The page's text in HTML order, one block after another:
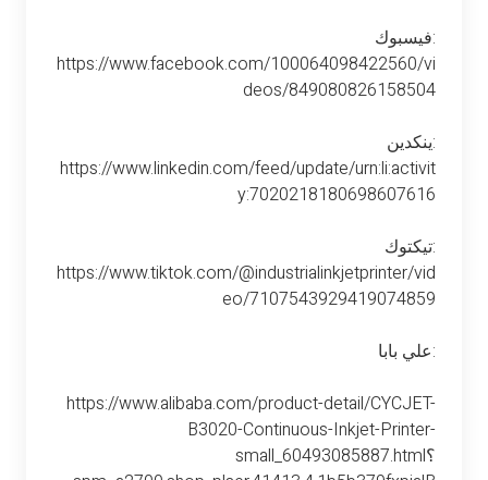
فيسبوك:
https://www.facebook.com/100064098422560/vi
deos/849080826158504
ينكدين:
https://www.linkedin.com/feed/update/urn:li:activit
y:7020218180698607616
تيكتوك:
https://www.tiktok.com/@industrialinkjetprinter/vid
eo/7107543929419074859
علي بابا:
https://www.alibaba.com/product-detail/CYCJET-
B3020-Continuous-Inkjet-Printer-
small_60493085887.html؟